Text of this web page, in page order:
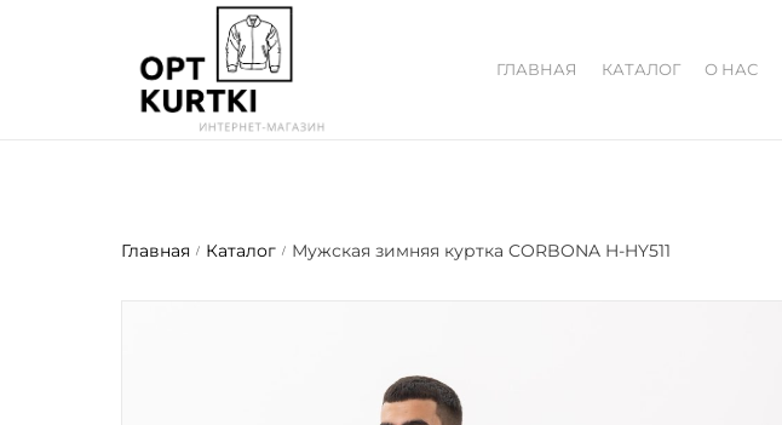
ГЛАВНАЯ КАТАЛОГ О НАС
Главная / Каталог / Мужская зимняя куртка CORBONA H-HY511